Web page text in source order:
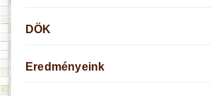
DÖK
Eredményeink